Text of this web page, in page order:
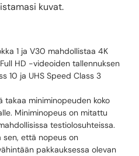
kuvat.
1 ja V30 mahdollistaa 4K
HD -videoiden tallennuksen
10 ja UHS Speed Class 3
takaa miniminopeuden koko
Miniminopeus on mitattu
testiolosuhteissa.
sen, että nopeus on
pakkauksessa olevan